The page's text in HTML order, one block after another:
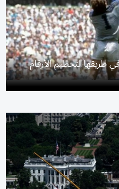
طريقها لتحطيم الأرقام